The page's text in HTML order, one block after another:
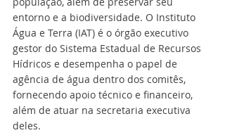
entorno e a biodiversidade. O Instituto
Água e Terra (IAT) é o órgão executivo
gestor do Sistema Estadual de Recursos
Hídricos e desempenha o papel de
agência de água dentro dos comitês,
fornecendo apoio técnico e financeiro,
além de atuar na secretaria executiva
deles.